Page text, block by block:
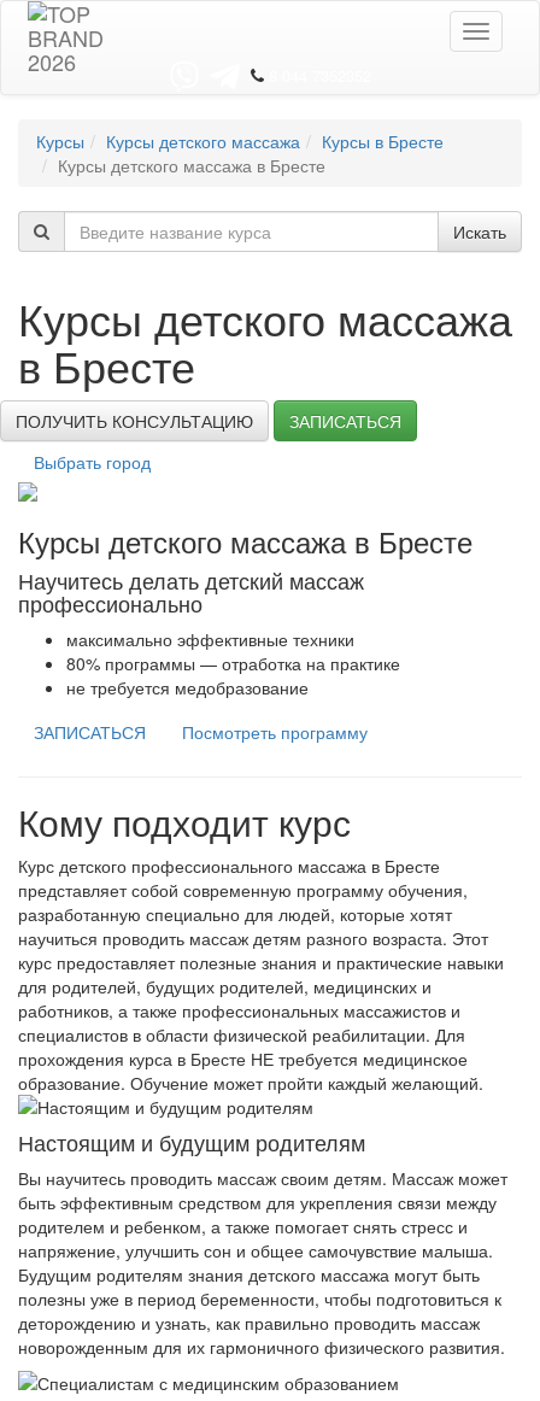
Toggle
Курсы Курсы детского массажа
Курсы в Бресте
Курсы детского массажа в Бресте
Искать
Курсы детского массажа
в Бресте
ПОЛУЧИТЬ КОНСУЛЬТАЦИЮ
ЗАПИСАТЬСЯ
Выбрать город
Курсы детского массажа в Бресте
Научитесь делать детский массаж
профессионально
максимально эффективные техники
80% программы — отработка на практике
не требуется медобразование
ЗАПИСАТЬСЯ
Посмотреть программу
Кому подходит курс
Курс детского профессионального массажа в Бресте
представляет собой современную программу обучения,
разработанную специально для людей, которые хотят
научиться проводить массаж детям разного возраста. Этот
курс предоставляет полезные знания и практические навыки
для родителей, будущих родителей, медицинских и
работников, а также профессиональных массажистов и
специалистов в области физической реабилитации. Для
прохождения курса в Бресте НЕ требуется медицинское
образование. Обучение может пройти каждый желающий.
Настоящим и будущим родителям
Вы научитесь проводить массаж своим детям. Массаж может
быть эффективным средством для укрепления связи между
родителем и ребенком, а также помогает снять стресс и
напряжение, улучшить сон и общее самочувствие малыша.
Будущим родителям знания детского массажа могут быть
полезны уже в период беременности, чтобы подготовиться к
деторождению и узнать, как правильно проводить массаж
новорожденным для их гармоничного физического развития.